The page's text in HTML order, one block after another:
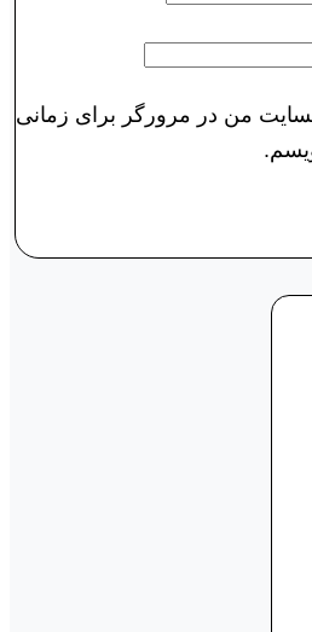
من در مرورگر برای زمانی